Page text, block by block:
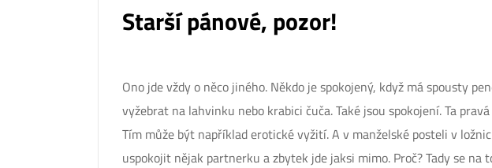
Starší pánové, pozor!
Ono jde vždy o něco jiného. Někdo je spokojený, když má spousty
vyžebrat na lahvinku nebo krabici čuča. Také jsou spokojení. Ta
Tím může být například erotické vyžití. A v manželské posteli v
uspokojit nějak partnerku a zbytek jde jaksi mimo. Proč? Tady se